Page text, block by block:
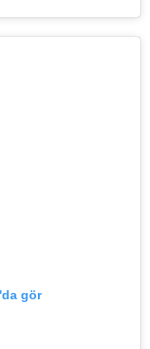
gör